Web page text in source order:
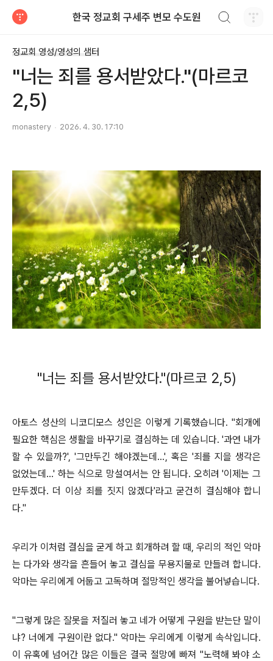
한국 정교회 구세주 변모 수도원
정교회 영성/영성의 샘터
"너는 죄를 용서받았다."(마르코
2,5)
monastery 2026. 4. 30. 17:10
"너는 죄를 용서받았다."(마르코 2,5)
아토스 성산의 니코디모스 성인은 이렇게 기록했습니다. "회개에
필요한 핵심은 생활을 바꾸기로 결심하는 데 있습니다. '과연 내가
할 수 있을까?', '그만두긴 해야겠는데...', 혹은 '죄를 지을 생각은
없었는데...' 하는 식으로 망설여서는 안 됩니다. 오히려 '이제는 그
만두겠다. 더 이상 죄를 짓지 않겠다'라고 굳건히 결심해야 합니
다."
우리가 이처럼 결심을 굳게 하고 회개하려 할 때, 우리의 적인 악마
는 다가와 생각을 흔들어 놓고 결심을 무용지물로 만들려 합니다.
악마는 우리에게 어둡고 고독하며 절망적인 생각을 불어넣습니다.
"그렇게 많은 잘못을 저질러 놓고 네가 어떻게 구원을 받는단 말이
냐? 너에게 구원이란 없다." 악마는 우리에게 이렇게 속삭입니다.
이 유혹에 넘어간 많은 이들은 결국 절망에 빠져 "노력해 봐야 소